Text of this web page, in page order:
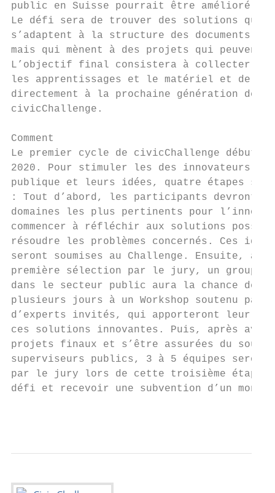
public en Suisse pourrait être amélioré
Le défi sera de trouver des solutions qui
s’adaptent à la structure des
mais qui mènent à des projets qui
L’objectif final consistera à collecter les
les apprentissages et le matériel et de les
directement à la prochaine génération de
civicChallenge.
Comment
Le premier cycle de civicChallenge
2020. Pour stimuler les des innovateurs
publique et leurs idées, quatre étapes
: Tout d’abord, les participants devront
domaines les plus pertinents pour
commencer à réfléchir aux solutions
résoudre les problèmes concernés. Ces
seront soumises au Challenge. Ensuite,
première sélection par le jury, un groupe
dans le secteur public aura la chance de
plusieurs jours à un Workshop soutenu
d’experts invités, qui apporteront leur
ces solutions innovantes. Puis, après
projets finaux et s’être assurées du
superviseurs publics, 3 à 5 équipes seront
par le jury lors de cette troisième étape
défi et recevoir une subvention d’un montant